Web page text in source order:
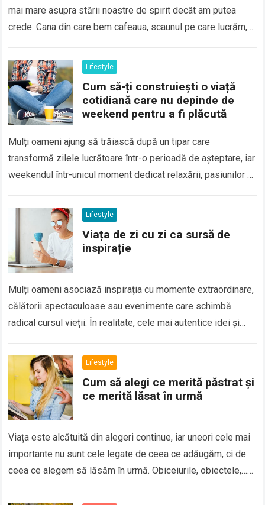
mai mare asupra stării noastre de spirit decât am putea
crede. Cana din care bem cafeaua, scaunul pe care lucrăm,…
Lifestyle
Cum să-ți construiești o viață
cotidiană care nu depinde de
weekend pentru a fi plăcută
Mulți oameni ajung să trăiască după un tipar care
transformă zilele lucrătoare într-o perioadă de așteptare, iar
weekendul într-unicul moment dedicat relaxării, pasiunilor și
Lifestyle
Viața de zi cu zi ca sursă de
inspirație
Mulți oameni asociază inspirația cu momente extraordinare,
călătorii spectaculoase sau evenimente care schimbă
radical cursul vieții. În realitate, cele mai autentice idei și
Lifestyle
Cum să alegi ce merită păstrat și
ce merită lăsat în urmă
Viața este alcătuită din alegeri continue, iar uneori cele mai
importante nu sunt cele legate de ceea ce adăugăm, ci de
ceea ce alegem să lăsăm în urmă. Obiceiurile, obiectele,…